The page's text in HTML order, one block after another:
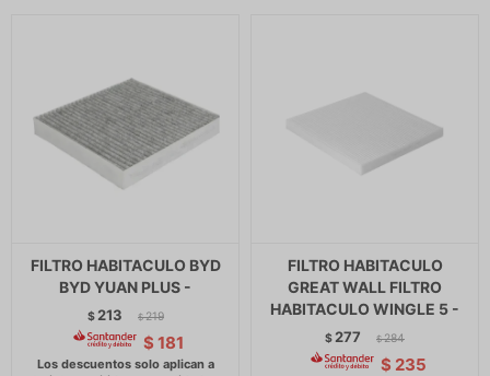
FILTRO HABITACULO BYD
BYD YUAN PLUS -
$ 213 $ 219
$ 181
FILTRO HABITACULO
GREAT WALL FILTRO
HABITACULO WINGLE 5 -
$ 277 $ 284
$ 235